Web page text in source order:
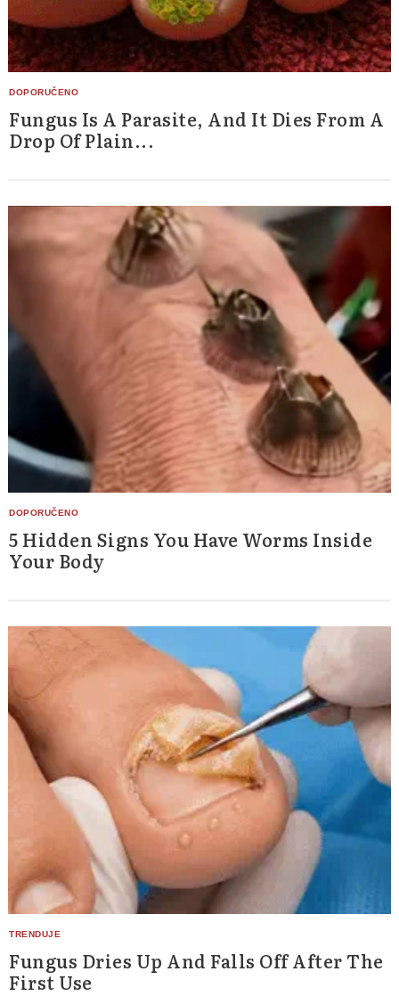
Fungus Is A Parasite, And It Dies From A
Drop Of Plain...
5 Hidden Signs You Have Worms Inside
Your Body
Fungus Dries Up And Falls Off After The
First Use